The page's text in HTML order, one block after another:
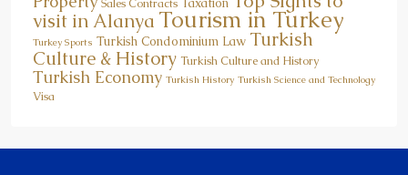
Sales Contracts
visit in Alanya Tourism in Turkey
Turkey Sports Turkish Condominium Law Turkish
Culture & History Turkish Culture and History
Turkish Economy Turkish History Turkish Science and Technology
Visa